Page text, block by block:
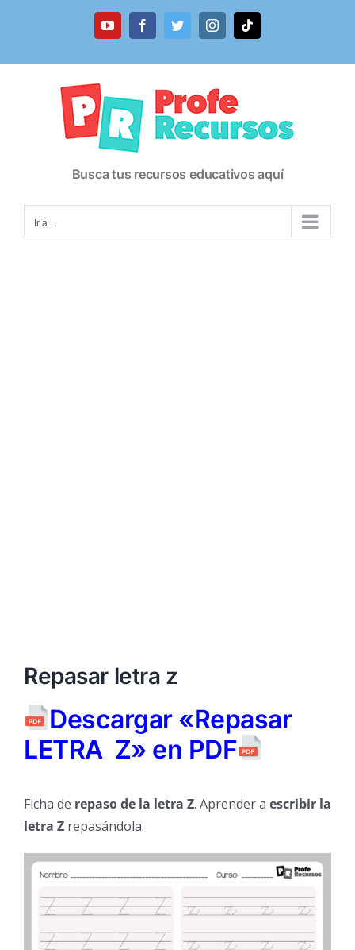
YouTubeFacebookTwitterInstagramTiktok
Busca tus recursos educativos aquí
Ir a...
Repasar letra z
Descargar «Repasar
LETRA Z» en PDF
Ficha de repaso de la letra Z. Aprender a escribir la
letra Z repasándola.